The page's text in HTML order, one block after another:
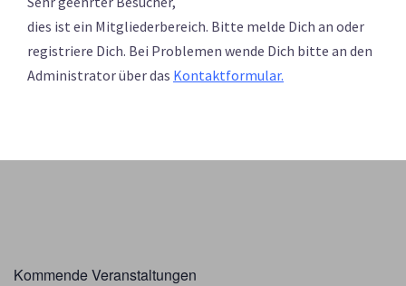
dies ist ein Mitgliederbereich. Bitte melde Dich an oder
registriere Dich. Bei Problemen wende Dich bitte an den
Administrator über das Kontaktformular.
Kommende Veranstaltungen